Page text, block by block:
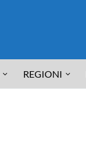
REGIONI